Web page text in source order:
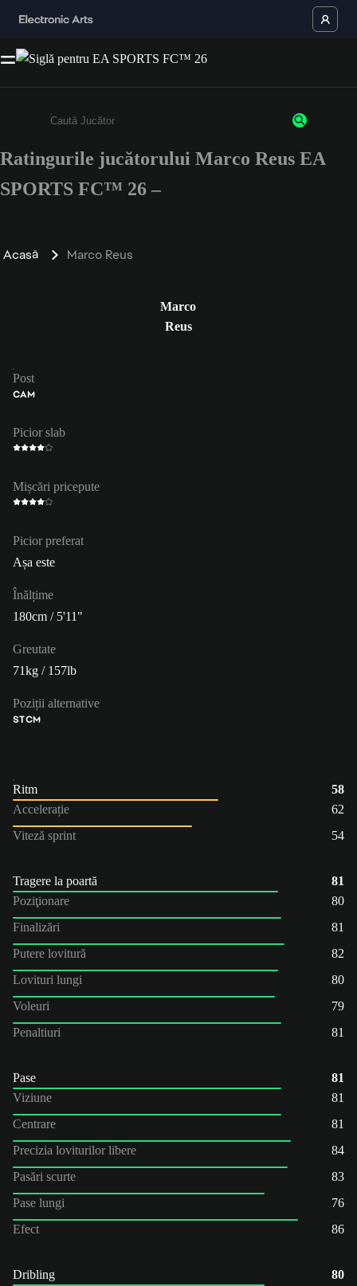
Enter a minimum of 3 characters or numbers
Ratingurile jucătorului Marco Reus EA
SPORTS FC™ 26 –
Acasă Marco Reus
Marco
Reus
Post
CAM
Picior slab
Mișcări pricepute
Picior preferat
Așa este
Înălțime
180cm / 5'11"
Greutate
71kg / 157lb
Poziții alternative
STCM
Ritm
58
Accelerație
62
Viteză sprint
54
Tragere la poartă
81
Poziţionare
80
Finalizări
81
Putere lovitură
82
Lovituri lungi
80
Voleuri
79
Penaltiuri
81
Pase
81
Viziune
81
Centrare
81
Precizia loviturilor libere
84
Pasări scurte
83
Pase lungi
76
Efect
86
Dribling
80